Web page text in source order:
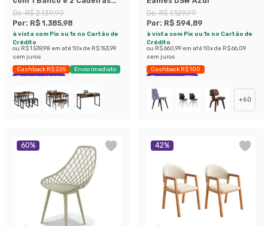
Preto e Amêndoa
De:R$ 2.139,99
Por: R$ 1.385,98
à vista com Pix ou 1x no Cartão de
Crédito
ou R$ 1.539,98 em até10x de R$ 153,99
sem juros
Cashback R$ 225
Envio Imediato
Exclusivo Mobly
De:R$ 1.129,99
Por: R$ 594,89
à vista com Pix ou 1x no Cartão de
Crédito
ou R$ 660,99 em até10x de R$ 66,09
sem juros
Cashback R$ 100
Economize 47%
+60
60% 42%